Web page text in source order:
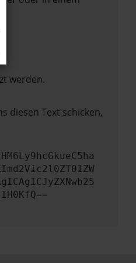
werden.
diesen Text schicken,